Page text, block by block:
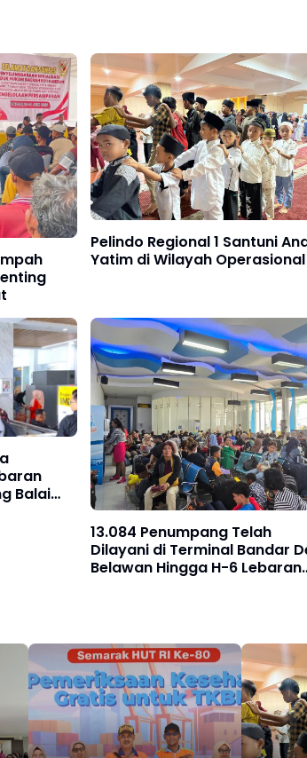
Pelindo Regional 1 Santuni
Yatim di Wilayah Operasional
Balai
13.084 Penumpang Telah
Dilayani di Terminal Bandar
Belawan Hingga H-6 Lebaran